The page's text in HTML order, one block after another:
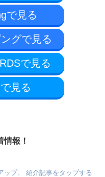
で見る
グで見る
で見る
見る
報！
プ、 紹介記事をタップする